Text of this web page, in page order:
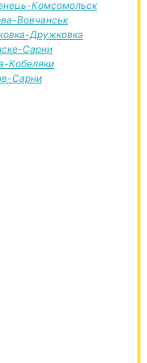
Комсомольск
Вовчанськ
Дружковка
Сарни
Кобеляки
Сарни